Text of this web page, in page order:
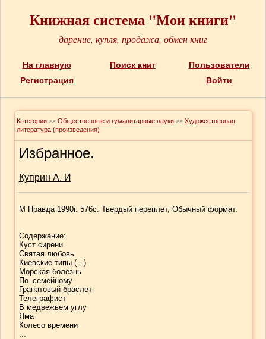
Книжная система "Мои книги"
дарение, купля, продажа, обмен книг
На главную Поиск книг
Пользователи
Регистрация
Войти
Категории >> Общественные и гуманитарные науки >> Художественная
литература (произведения)
Избранное.
Куприн А. И
М Правда 1990г. 576с. Твердый переплет, Обычный формат.
Содержание:
Куст сирени
Святая любовь
Киевские типы (...)
Морская болезнь
По–семейному
Гранатовый браслет
Телеграфист
В медвежьем углу
Яма
Колесо времени
...